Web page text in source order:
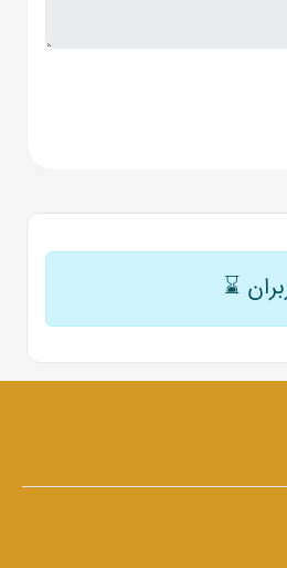
⌛